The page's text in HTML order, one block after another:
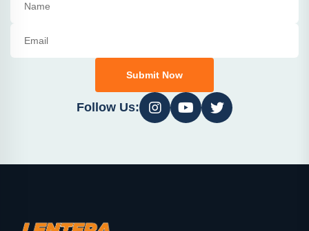
Submit Now
Follow Us: